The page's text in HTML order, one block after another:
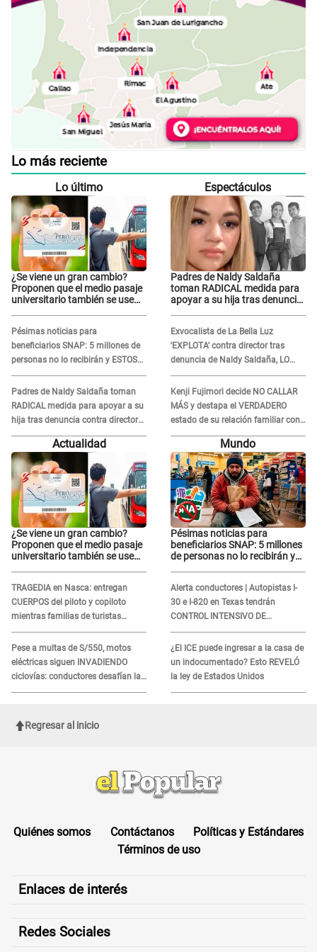
Lo más reciente
Lo último
¿Se viene un gran cambio?
Proponen que el medio pasaje
universitario también se use
Pésimas noticias para
beneficiarios SNAP: 5 millones de
personas no lo recibirán y ESTOS
INMIGRANTES ya no califican
Padres de Naldy Saldaña toman
RADICAL medida para apoyar a su
hija tras denuncia contra director
musical de La Bella Luz: "Esto no
se va a quedar así"
Espectáculos
Padres de Naldy Saldaña
toman RADICAL medida para
apoyar a su hija tras denuncia
quedar así"
Exvocalista de La Bella Luz
'EXPLOTA' contra director tras
denuncia de Naldy Saldaña, LO
INSULTA y lanza GRAVE
advertencia: "Falta que rueden dos
cabezas más"
Kenji Fujimori decide NO CALLAR
MÁS y destapa el VERDADERO
estado de su relación familiar con
Keiko Fujimori: "Mi familia es Érika,
Actualidad
¿Se viene un gran cambio?
Proponen que el medio pasaje
universitario también se use
TRAGEDIA en Nasca: entregan
CUERPOS del piloto y copiloto
mientras familias de turistas
esperan identificación
Pese a multas de S/550, motos
eléctricas siguen INVADIENDO
ciclovías: conductores desafían las
nuevas reglas
Mundo
Pésimas noticias para
beneficiarios SNAP: 5 millones
de personas no lo recibirán y
Alerta conductores | Autopistas I-
30 e I-820 en Texas tendrán
CONTROL INTENSIVO DE
SEGURIDAD: Estas serán las
HORAS CRÍTICAS
¿El ICE puede ingresar a la casa de
un indocumentado? Esto REVELÓ
la ley de Estados Unidos
Regresar al inicio
Quiénes somos Contáctanos
Políticas y Estándares
Términos de uso
Enlaces de interés
Redes Sociales